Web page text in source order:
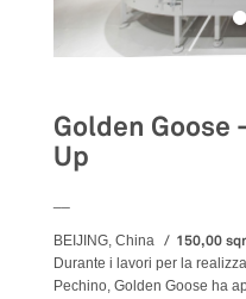
Golden Goose
Up
BEIJING, China 150,00
Durante i lavori per la
Pechino, Golden Goose ha